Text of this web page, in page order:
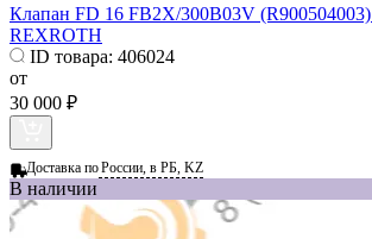
Клапан FD 16 FB2X/300B03V
REXROTH
ID товара: 406024
от
30 000 ₽
Доставка поРоссии, в РБ, KZ
В наличии